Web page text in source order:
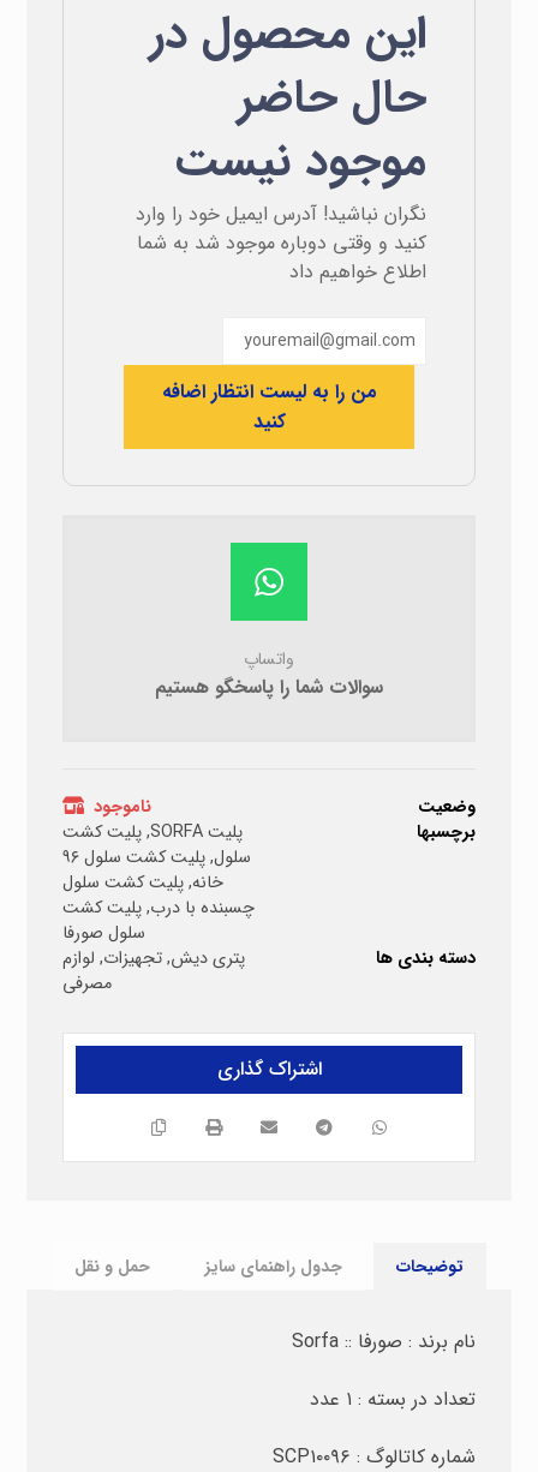
این محصول در
حال حاضر
موجود نیست
نگران نباشید! آدرس ایمیل خود را وارد
کنید و وقتی دوباره موجود شد به شما
اطلاع خواهیم داد
من را به لیست انتظار اضافه
کنید
واتساپ
سوالات شما را پاسخگو هستیم
وضعیت
ناموجود
برچسبها
پلیت SORFA ,پلیت کشت
سلول,
پلیت کشت سلول ۹۶
خانه,پلیت کشت سلول
چسبنده با درب,پلیت کشت
سلول صورفا
دسته بندی ها
پتری دیش,تجهیزات, لوازم
مصرفی
توضیحات جدول راهنمای سایز حمل و نقل
نام برند : صورفا :: Sorfa
تعداد در بسته : ۱ عدد
شماره کاتالوگ : SCP۱۰۰۹۶